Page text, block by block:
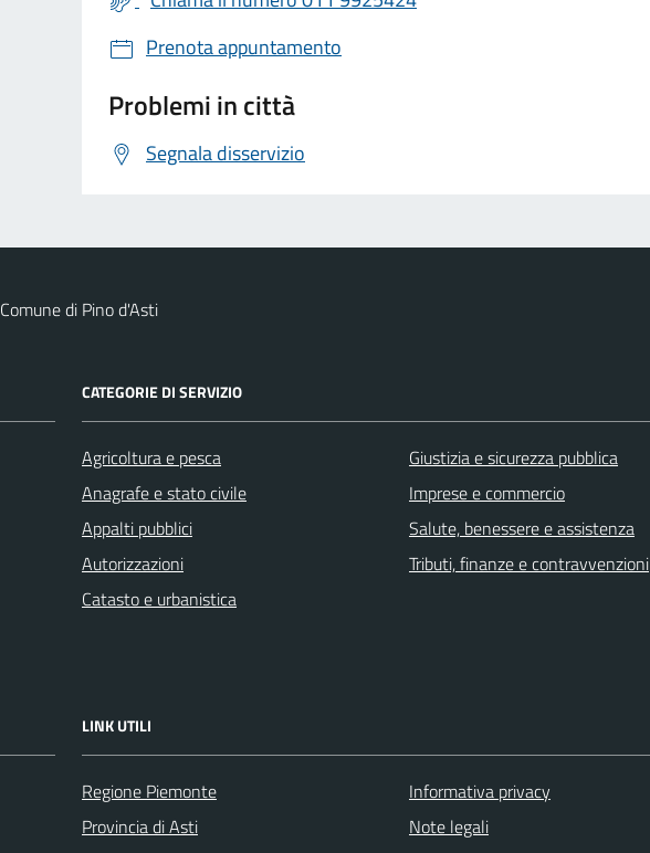
Prenota appuntamento
Problemi in città
Segnala disservizio
Comune di Pino d'Asti
CATEGORIE DI SERVIZIO
Agricoltura e pesca
Anagrafe e stato civile
Appalti pubblici
Autorizzazioni
Catasto e urbanistica
Giustizia e sicurezza pubblica
Imprese e commercio
Salute, benessere e assistenza
Tributi, finanze e contravvenzioni
LINK UTILI
Regione Piemonte
Provincia di Asti
Informativa privacy
Note legali